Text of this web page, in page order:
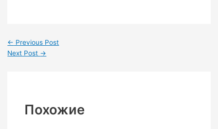
← Previous Post
Next Post →
Похожие